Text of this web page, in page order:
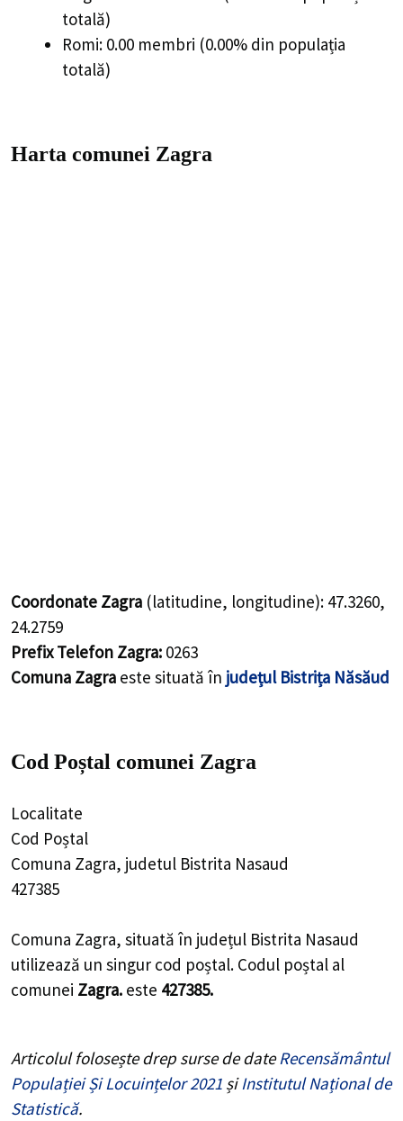
totală)
Romi: 0.00 membri (0.00% din populația
totală)
Harta comunei Zagra
Coordonate Zagra (latitudine, longitudine): 47.3260,
24.2759
Prefix Telefon Zagra: 0263
Comuna Zagra este situată în județul Bistrița Năsăud
Cod Poștal comunei Zagra
Localitate
Cod Poștal
Comuna Zagra, judetul Bistrita Nasaud
427385
Comuna Zagra, situată în județul Bistrita Nasaud
utilizează un singur cod poștal. Codul poștal al
comunei Zagra. este 427385.
Articolul folosește drep surse de dateRecensământul
Populației Și Locuințelor 2021 șiInstitutul Național de
Statistică.